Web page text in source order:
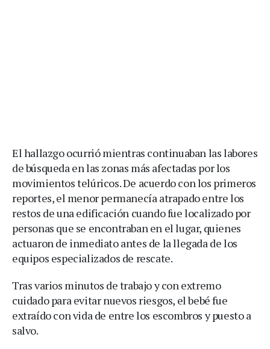
El hallazgo ocurrió mientras continuaban las labores
de búsqueda en las zonas más afectadas por los
movimientos telúricos. De acuerdo con los primeros
reportes, el menor permanecía atrapado entre los
restos de una edificación cuando fue localizado por
personas que se encontraban en el lugar, quienes
actuaron de inmediato antes de la llegada de los
equipos especializados de rescate.
Tras varios minutos de trabajo y con extremo
cuidado para evitar nuevos riesgos, el bebé fue
extraído con vida de entre los escombros y puesto a
salvo.